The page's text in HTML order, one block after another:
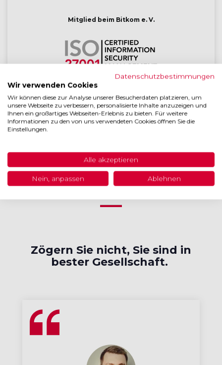
Mitglied beim Bitkom e. V.
Die gesamte Entwicklung ist ISO 27001 zertifiziert
IT-Grundschutz-Tool Anbieter
Zögern Sie nicht, Sie sind in
bester Gesellschaft.
Datenschutzbestimmungen
Wir verwenden Cookies
Wir können diese zur Analyse unserer Besucherdaten platzieren, um
unsere Webseite zu verbessern, personalisierte Inhalte anzuzeigen und
Ihnen ein großartiges Webseiten-Erlebnis zu bieten. Für weitere
Informationen zu den von uns verwendeten Cookies öffnen Sie die
Einstellungen.
Alle akzeptieren
Nein, anpassen Ablehnen